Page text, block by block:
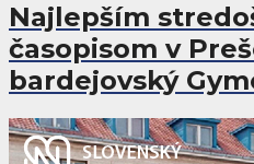
Najlepším
časopisom v
bardejovský